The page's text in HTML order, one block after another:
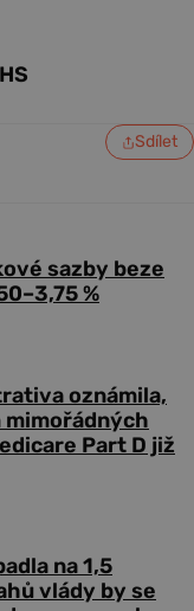
Sdílet
sazby beze
%
oznámila,
mimořádných
Part D již
na 1,5
vlády by se